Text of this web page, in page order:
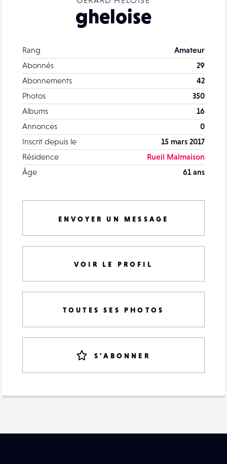
gheloise
Rang
Amateur
Abonnés
29
Abonnements
42
Photos
350
Albums
16
Annonces
0
Inscrit depuis le
15 mars 2017
Résidence
Rueil Malmaison
Âge
61 ans
ENVOYER UN MESSAGE
VOIR LE PROFIL
TOUTES SES PHOTOS
S'ABONNER